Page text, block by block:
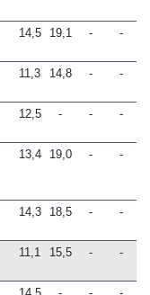
14,5 19,1 - -
11,3 14,8 - -
12,5 - - -
13,4 19,0 - -
14,3 18,5 - -
11,1 15,5 - -